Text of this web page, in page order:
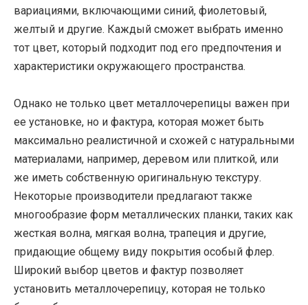
вариациями, включающими синий, фиолетовый,
желтый и другие. Каждый сможет выбрать именно
тот цвет, который подходит под его предпочтения и
характеристики окружающего пространства.
Однако не только цвет металлочерепицы важен при
ее установке, но и фактура, которая может быть
максимально реалистичной и схожей с натуральными
материалами, например, деревом или плиткой, или
же иметь собственную оригинальную текстуру.
Некоторые производители предлагают также
многообразие форм металлических планки, таких как
жесткая волна, мягкая волна, трапеция и другие,
придающие общему виду покрытия особый флер.
Широкий выбор цветов и фактур позволяет
установить металлочерепицу, которая не только